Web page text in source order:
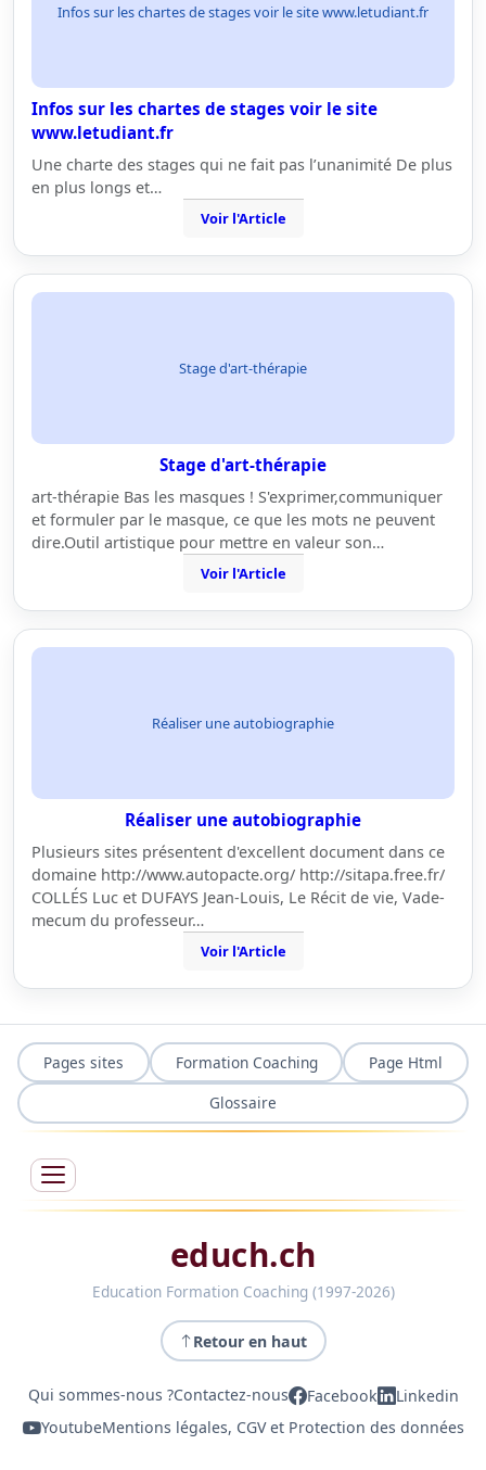
Infos sur les chartes de stages voir le site www.letudiant.fr
Infos sur les chartes de stages voir le site
www.letudiant.fr
Une charte des stages qui ne fait pas l’unanimité De plus
en plus longs et…
Voir l'Article
Stage d'art-thérapie
Stage d'art-thérapie
art-thérapie Bas les masques ! S'exprimer,communiquer
et formuler par le masque, ce que les mots ne peuvent
dire.Outil artistique pour mettre en valeur son…
Voir l'Article
Réaliser une autobiographie
Réaliser une autobiographie
Plusieurs sites présentent d'excellent document dans ce
domaine http://www.autopacte.org/ http://sitapa.free.fr/
COLLÉS Luc et DUFAYS Jean-Louis, Le Récit de vie, Vade-
mecum du professeur…
Voir l'Article
Pages sites Formation Coaching
Page Html
Glossaire
educh.ch
Education Formation Coaching (1997-2026)
Retour en haut
Qui sommes-nous ?Contactez-nous Facebook
Linkedin
YoutubeMentions légales, CGV et Protection des données